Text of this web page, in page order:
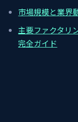
市場規模と業界
主要ファクタリ
完全ガイド